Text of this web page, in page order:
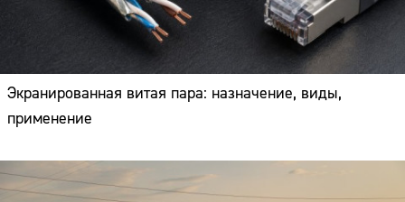
Экранированная витая пара: назначение, виды,
применение